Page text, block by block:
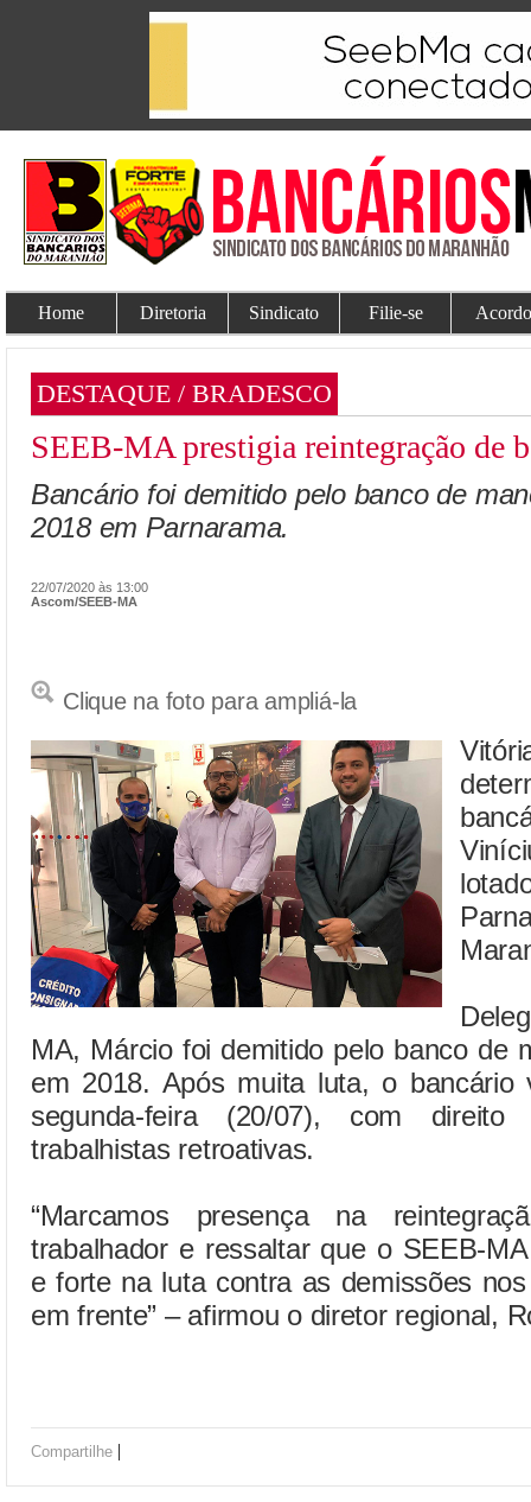
Home Diretoria Sindicato Filie-se
DESTAQUE / BRADESCO
SEEB-MA prestigia reintegração de
Bancário foi demitido pelo banco de
2018 em Parnarama.
22/07/2020 às 13:00
Ascom/SEEB-MA
Clique na foto para ampliá-la
MA, Márcio foi demitido pelo banco de
em 2018. Após muita luta, o bancário
segunda-feira (20/07), com
trabalhistas retroativas.
“Marcamos presença na
trabalhador e ressaltar que o SEEB-
e forte na luta contra as demissões
em frente” – afirmou o diretor regional,
Compartilhe |